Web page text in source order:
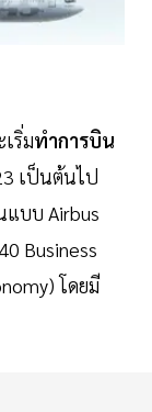
ริ่มทำการบิน
เป็นต้นไป
แบบ Airbus
Business
โดยมี